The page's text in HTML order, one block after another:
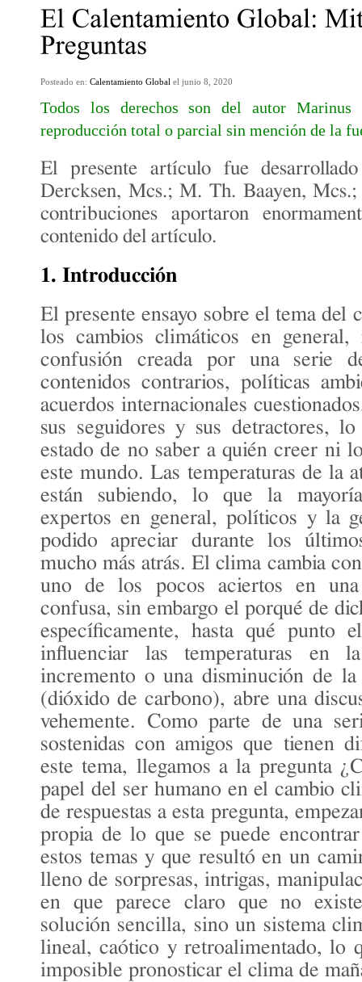
Posteado en: Calentamiento Global el junio 8, 2020
Todos los derechos son del autor
reproducción total o parcial sin mención de la
El presente artículo fue
Dercksen, Mcs.; M. Th. Baayen,
contribuciones aportaron
contenido del artículo.
1. Introducción
El presente ensayo sobre el tema del
los cambios climáticos en
confusión creada por una serie
contenidos contrarios, políticas
acuerdos internacionales
sus seguidores y sus detractores,
estado de no saber a quién creer ni
este mundo. Las temperaturas de la
están subiendo, lo que la
expertos en general, políticos y la
podido apreciar durante los
mucho más atrás. El clima cambia
uno de los pocos aciertos en una
confusa, sin embargo el porqué de
específicamente, hasta qué punto
influenciar las temperaturas en
incremento o una disminución de
(dióxido de carbono), abre una
vehemente. Como parte de una
sostenidas con amigos que tienen
este tema, llegamos a la pregunta
papel del ser humano en el cambio
de respuestas a esta pregunta,
propia de lo que se puede
estos temas y que resultó en un
lleno de sorpresas, intrigas,
en que parece claro que no
solución sencilla, sino un sistema
lineal, caótico y retroalimentado, lo
imposible pronosticar el clima de